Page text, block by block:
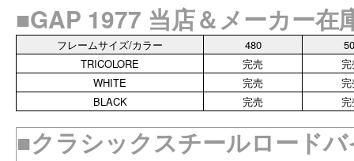
■GAP 1977 当店＆メーカー在
フレームサイズ/カラー 480
TRICOLORE
完売
WHITE
完売
BLACK
完売
■クラシックスチールロード